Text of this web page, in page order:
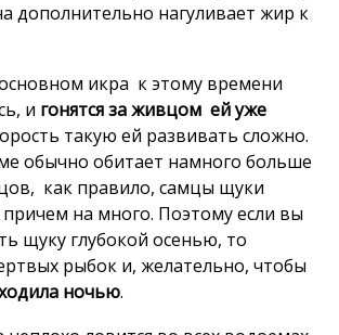
дополнительно нагуливает жир к
икра к этому времени
и гонятся за живцом ей уже
такую ей развивать сложно.
обычно обитает намного больше
как правило, самцы щуки
на много. Поэтому если вы
щуку глубокой осенью, то
рыбок и, желательно, чтобы
ночью.